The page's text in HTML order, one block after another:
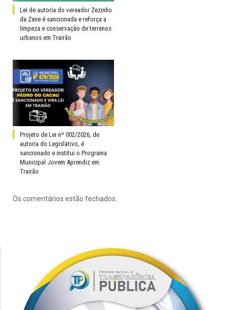
Lei de autoria do vereador Zezinho
da Zane é sancionada e reforça a
limpeza e conservação de terrenos
urbanos em Trairão
Projeto de Lei nº 002/2026, de
autoria do Legislativo, é
sancionado e institui o Programa
Municipal Jovem Aprendiz em
Trairão
Os comentários estão fechados.